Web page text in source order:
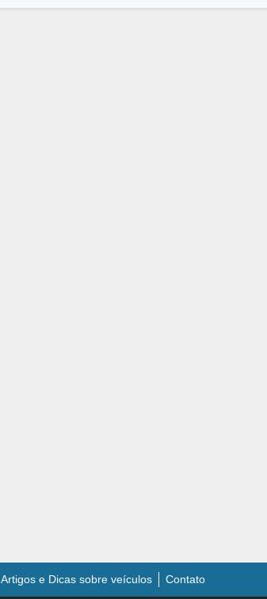
Artigos e Dicas sobre veículos Contato